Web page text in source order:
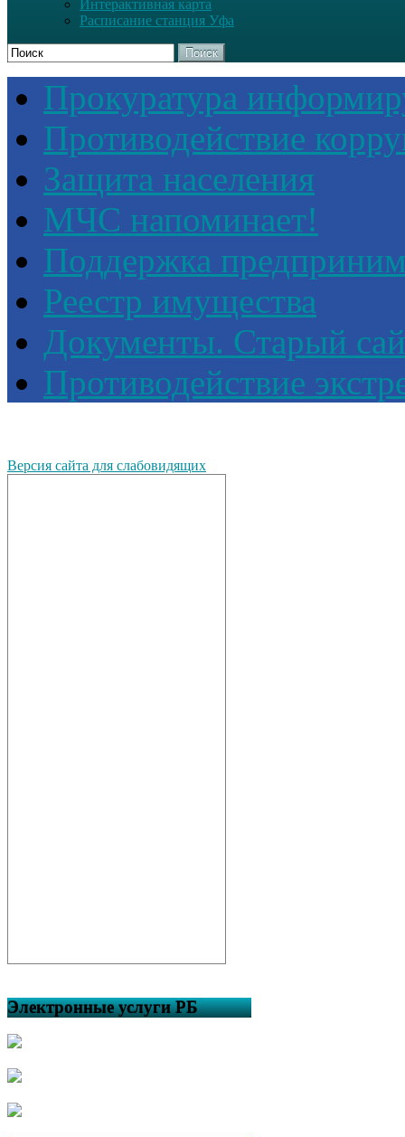
Интерактивная карта
Расписание станция Уфа
Поиск
Прокуратура
Противодействие
Защита населения
МЧС напоминает!
Поддержка
Реестр имущества
Документы. Старый
Противодействие
Версия сайта для слабовидящих
Электронные услуги РБ